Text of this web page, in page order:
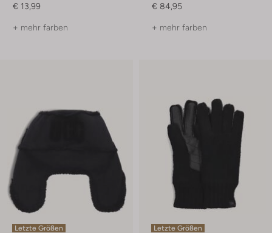
€ 13,99
+ mehr farben
€ 84,95
+ mehr farben
Letzte Größen Letzte Größen